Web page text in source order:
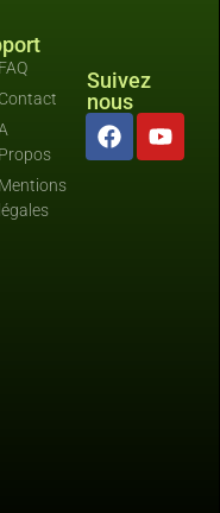
FAQ
Contact
Propos
Mentions
légales
Suivez
nous